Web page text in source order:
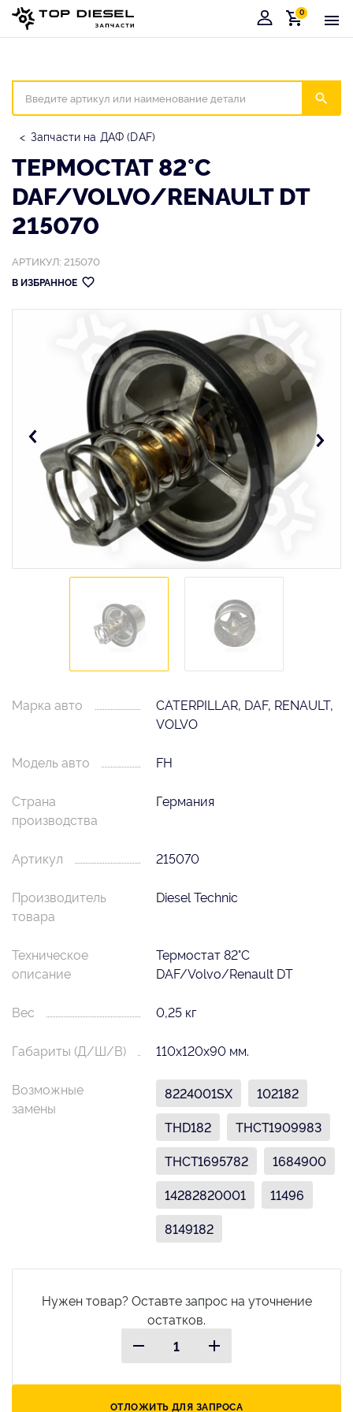
Корзина
0
Запчасти на ДАФ (DAF)
ТЕРМОСТАТ 82°С
DAF/VOLVO/RENAULT DT
215070
АРТИКУЛ: 215070
В ИЗБРАННОЕ
Марка авто
CATERPILLAR, DAF, RENAULT,
VOLVO
Модель авто FH
Страна
производства
Германия
Артикул 215070
Производитель
товара
Diesel Technic
Техническое
описание
Термостат 82°С
DAF/Volvo/Renault DT
Вес 0,25 кг
Габариты (Д/Ш/В) 110х120х90 мм.
Возможные
замены
8224001SX
102182
THD182
THCT1909983
THCT1695782
1684900
14282820001
11496
8149182
Нужен товар? Оставте запрос на уточнение
остатков.
ОТЛОЖИТЬ ДЛЯ ЗАПРОСА